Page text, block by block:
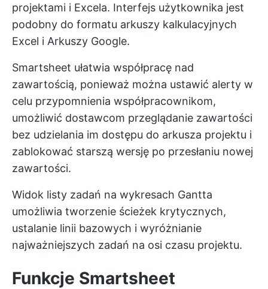
projektami i Excela. Interfejs użytkownika jest
podobny do formatu arkuszy kalkulacyjnych
Excel i Arkuszy Google.
Smartsheet ułatwia współpracę nad
zawartością, ponieważ można ustawić alerty w
celu przypomnienia współpracownikom,
umożliwić dostawcom przeglądanie zawartości
bez udzielania im dostępu do arkusza projektu i
zablokować starszą wersję po przesłaniu nowej
zawartości.
Widok listy zadań na wykresach Gantta
umożliwia tworzenie ścieżek krytycznych,
ustalanie linii bazowych i wyróżnianie
najważniejszych zadań na osi czasu projektu.
Funkcje Smartsheet